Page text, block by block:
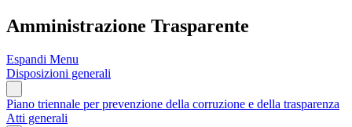
Amministrazione Trasparente
Espandi Menu
Disposizioni generali
Piano triennale per prevenzione della corruzione e della trasparenza
Atti generali